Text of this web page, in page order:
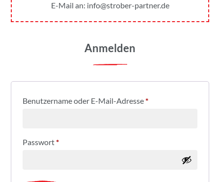
E-Mail an: info@strober-partner.de
Anmelden
Benutzername oder E-Mail-Adresse*
Passwort*